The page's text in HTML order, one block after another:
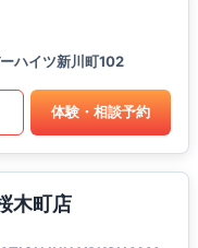
ハイツ新川町102
体験・相談予約
木町店